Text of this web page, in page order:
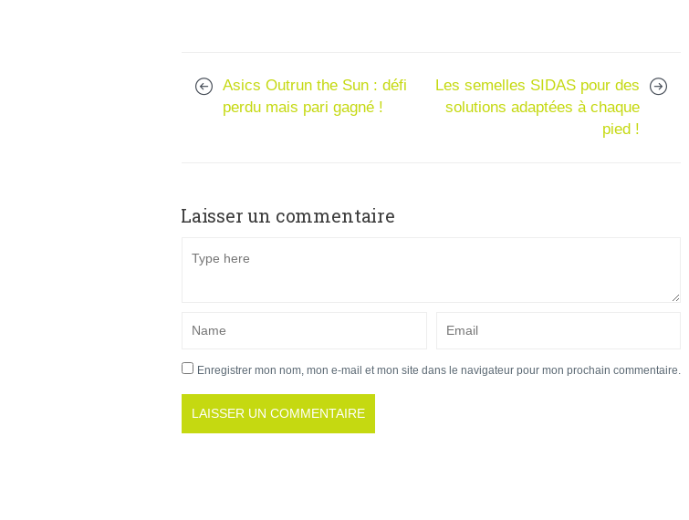
Asics Outrun the Sun : défi
perdu mais pari gagné !
Les semelles SIDAS pour des
solutions adaptées à chaque
pied !
Laisser un commentaire
Enregistrer mon nom, mon e-mail et mon site dans le navigateur pour mon prochain commentaire.